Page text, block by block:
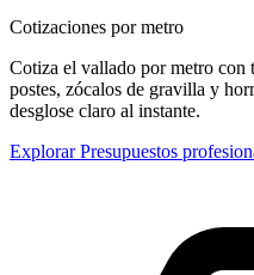
Cotizaciones por metro
Cotiza el vallado por metro con
postes, zócalos de gravilla y
desglose claro al instante.
Explorar Presupuestos